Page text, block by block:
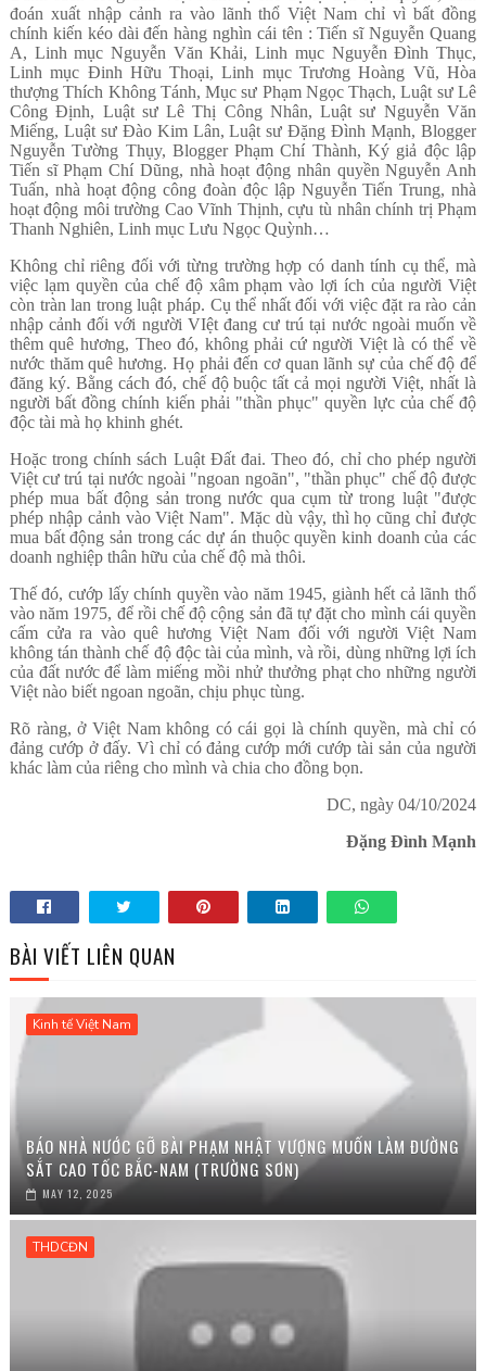
đoán xuất nhập cảnh ra vào lãnh thổ Việt Nam chỉ vì bất đồng
chính kiến kéo dài đến hàng nghìn cái tên : Tiến sĩ Nguyễn Quang
A, Linh mục Nguyễn Văn Khải, Linh mục Nguyễn Đình Thục,
Linh mục Đinh Hữu Thoại, Linh mục Trương Hoàng Vũ, Hòa
thượng Thích Không Tánh, Mục sư Phạm Ngọc Thạch, Luật sư Lê
Công Định, Luật sư Lê Thị Công Nhân, Luật sư Nguyễn Văn
Miếng, Luật sư Đào Kim Lân, Luật sư Đặng Đình Mạnh, Blogger
Nguyễn Tường Thụy, Blogger Phạm Chí Thành, Ký giả độc lập
Tiến sĩ Phạm Chí Dũng, nhà hoạt động nhân quyền Nguyễn Anh
Tuấn, nhà hoạt động công đoàn độc lập Nguyễn Tiến Trung, nhà
hoạt động môi trường Cao Vĩnh Thịnh, cựu tù nhân chính trị Phạm
Thanh Nghiên, Linh mục Lưu Ngọc Quỳnh…
Không chỉ riêng đối với từng trường hợp có danh tính cụ thể, mà
việc lạm quyền của chế độ xâm phạm vào lợi ích của người Việt
còn tràn lan trong luật pháp. Cụ thể nhất đối với việc đặt ra rào cản
nhập cảnh đối với người VIệt đang cư trú tại nước ngoài muốn về
thêm quê hương, Theo đó, không phải cứ người Việt là có thể về
nước thăm quê hương. Họ phải đến cơ quan lãnh sự của chế độ để
đăng ký. Bằng cách đó, chế độ buộc tất cả mọi người Việt, nhất là
người bất đồng chính kiến phải "thần phục" quyền lực của chế độ
độc tài mà họ khinh ghét.
Hoặc trong chính sách Luật Đất đai. Theo đó, chỉ cho phép người
Việt cư trú tại nước ngoài "ngoan ngoãn", "thần phục" chế độ được
phép mua bất động sản trong nước qua cụm từ trong luật "được
phép nhập cảnh vào Việt Nam". Mặc dù vậy, thì họ cũng chỉ được
mua bất động sản trong các dự án thuộc quyền kinh doanh của các
doanh nghiệp thân hữu của chế độ mà thôi.
Thế đó, cướp lấy chính quyền vào năm 1945, giành hết cả lãnh thổ
vào năm 1975, để rồi chế độ cộng sản đã tự đặt cho mình cái quyền
cấm cửa ra vào quê hương Việt Nam đối với người Việt Nam
không tán thành chế độ độc tài của mình, và rồi, dùng những lợi ích
của đất nước để làm miếng mồi nhử thưởng phạt cho những người
Việt nào biết ngoan ngoãn, chịu phục tùng.
Rõ ràng, ở Việt Nam không có cái gọi là chính quyền, mà chỉ có
đảng cướp ở đấy. Vì chỉ có đảng cướp mới cướp tài sản của người
khác làm của riêng cho mình và chia cho đồng bọn.
DC, ngày 04/10/2024
Đặng Đình Mạnh
BÀI VIẾT LIÊN QUAN
Kinh tế Việt Nam
BÁO NHÀ NƯỚC GỠ BÀI PHẠM NHẬT VƯỢNG MUỐN LÀM ĐƯỜNG
SẮT CAO TỐC BẮC-NAM (TRƯỜNG SƠN)
MAY 12, 2025
THDCĐN